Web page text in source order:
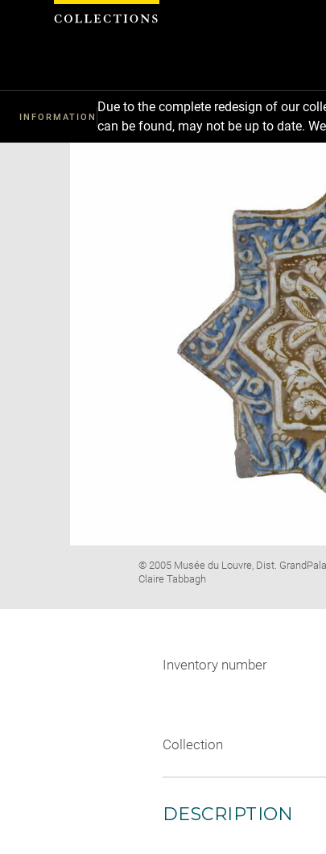
INFORMATION
Due to the complete redesign of our
can be found, may not be up to date.
Image
caption:
© 2005 Musée du Louvre, Dist.
Claire Tabbagh
Inventory number
Collection
DESCRIPTION
Cookies management panel